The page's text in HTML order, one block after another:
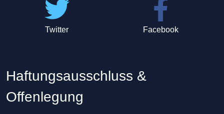
Twitter Facebook
Haftungsausschluss &
Offenlegung